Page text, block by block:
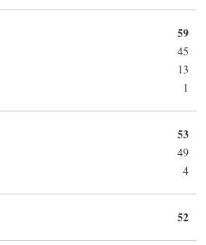
59
45
13
1
53
49
4
52